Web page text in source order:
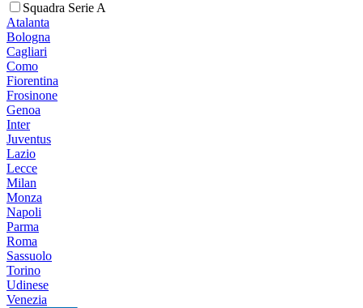
Squadra Serie A
Atalanta
Bologna
Cagliari
Como
Fiorentina
Frosinone
Genoa
Inter
Juventus
Lazio
Lecce
Milan
Monza
Napoli
Parma
Roma
Sassuolo
Torino
Udinese
Venezia